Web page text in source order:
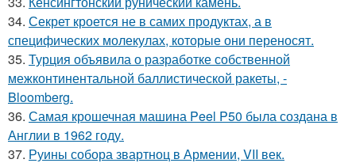
34. Секрет кроется не в самих продуктах, а в
специфических молекулах, которые они переносят.
35. Турция объявила о разработке собственной
межконтинентальной баллистической ракеты, -
Bloomberg.
36. Самая крошечная машина Peel P50 была создана в
Англии в 1962 году.
37. Руины собора звартноц в Армении, VII век.